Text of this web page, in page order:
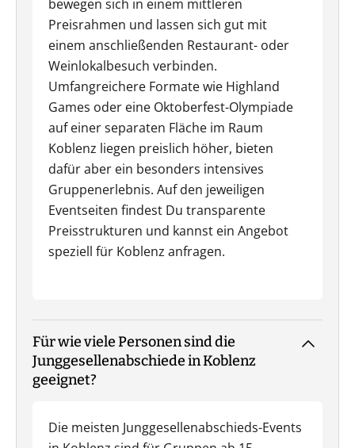
bewegen sich in einem mittleren
Preisrahmen und lassen sich gut mit
einem anschließenden Restaurant- oder
Weinlokalbesuch verbinden.
Umfangreichere Formate wie Highland
Games oder eine Oktoberfest-Olympiade
auf einer separaten Fläche im Raum
Koblenz liegen preislich höher, bieten
dafür aber ein besonders intensives
Gruppenerlebnis. Auf den jeweiligen
Eventseiten findest Du transparente
Preisstrukturen und kannst ein Angebot
speziell für Koblenz anfragen.
Für wie viele Personen sind die
Junggesellenabschiede in Koblenz
geeignet?
Die meisten Junggesellenabschieds-Events